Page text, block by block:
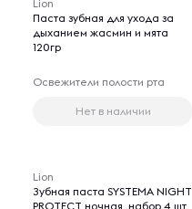
Lion
Паста зубная для ухода за
дыханием жасмин и мята
120гр
Освежители полости рта
Нет в наличии
Lion
Зубная паста SYSTEMA NIGHT
PROTECT ночная, набор 4 шт